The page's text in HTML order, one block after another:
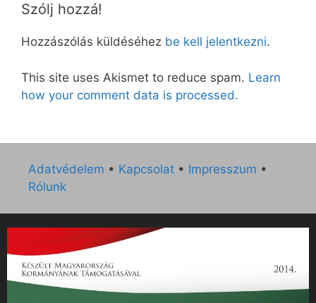
Szólj hozzá!
Hozzászólás küldéséhez be kell jelentkezni.
This site uses Akismet to reduce spam. Learn
how your comment data is processed.
Adatvédelem • Kapcsolat • Impresszum •
Rólunk